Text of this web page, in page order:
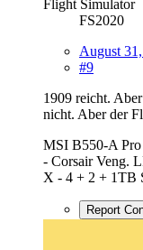
Flight Simulator
FS2020
August
#9
1909 reicht.
nicht. Aber der
MSI B550-A Pro
- Corsair Veng.
X - 4 + 2 + 1TB
Report